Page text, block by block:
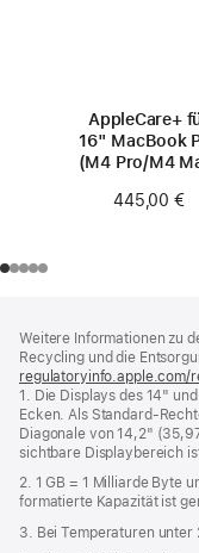
AppleCare+
16" MacBook
(M4 Pro/M4
445,00 €
Weitere Informationen zu
Recycling und die
regulatoryinfo.apple.com/
1. Die Displays des 14"
Ecken. Als Standard-
Diagonale von 14,2"
sichtbare Displaybereich
2. 1 GB = 1 Milliarde Byte
formatierte Kapazität ist
3. Bei Temperaturen unter